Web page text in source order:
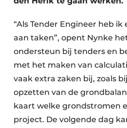
Kopen/Huren/Leasen
Sloop & Recycling
Bouwtransport
Machines & Materieel
“Als Tender Engineer heb
aan taken”, opent Nynke
ondersteun bij tenders en
met het maken van
vaak extra zaken bij, zoals
opzetten van de
kaart welke grondstromen
project. De volgende dag